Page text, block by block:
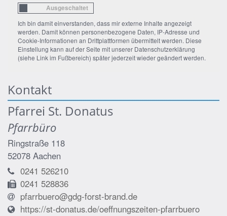
Ich bin damit einverstanden, dass mir externe Inhalte angezeigt
werden. Damit können personenbezogene Daten, IP-Adresse und
Cookie-Informationen an Drittplattformen übermittelt werden. Diese
Einstellung kann auf der Seite mit unserer Datenschutzerklärung
(siehe Link im Fußbereich) später jederzeit wieder geändert werden.
Kontakt
Pfarrei St. Donatus
Pfarrbüro
Ringstraße 118
52078 Aachen
0241 526210
0241 528836
pfarrbuero@gdg-forst-brand.de
https://st-donatus.de/oeffnungszeiten-pfarrbuero